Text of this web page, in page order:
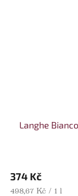
Langhe
374 Kč
Měrná cena:
498,67 Kč / 1 l